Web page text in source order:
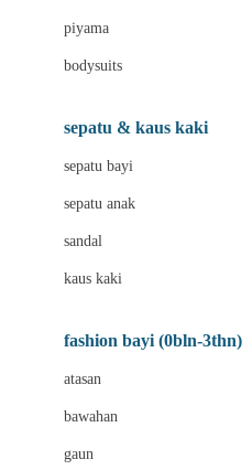
Beauty Barn
Bio Oil
Biolane
Bizzi Growin
Blooming Marvellous
Bravado
piyama
bodysuits
sepatu & kaus kaki
sepatu bayi
sepatu anak
sandal
kaus kaki
fashion bayi (0bln-3thn)
atasan
bawahan
gaun